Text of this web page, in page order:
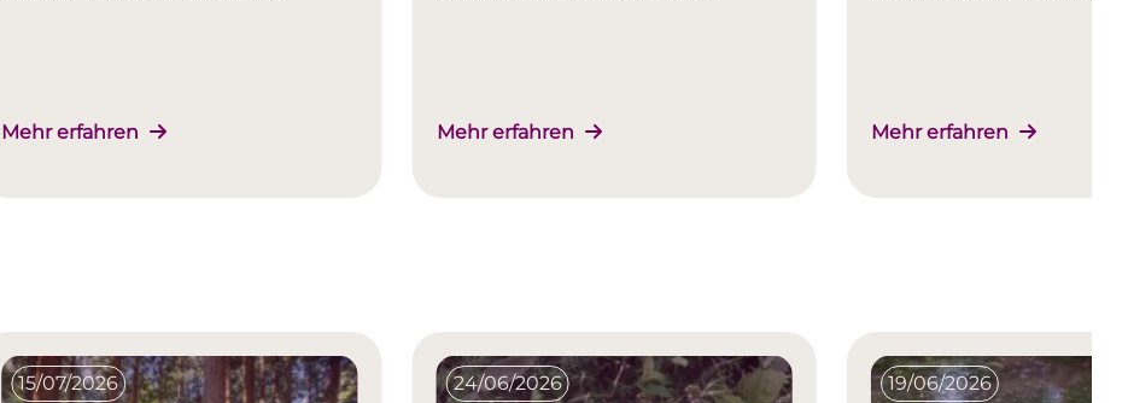
Mehr erfahren Mehr erfahren Mehr erfahren
15/07/2026 24/06/2026 19/06/2026